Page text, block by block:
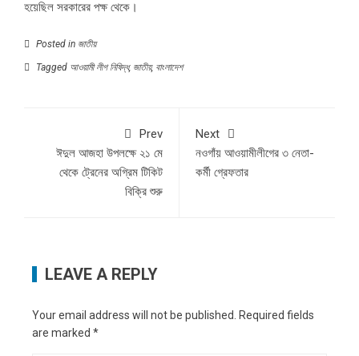
হয়েছিল সরকারের পক্ষ থেকে।
Posted in জাতীয়
Tagged আওয়ামী লীগ নিষিদ্ধ, জাতীয়, বাংলাদেশ
Prev
ঈদুল আজহা উপলক্ষে ২১ মে
থেকে ট্রেনের অগ্রিম টিকিট
বিক্রি শুরু
Next
নওগাঁয় আওয়ামীলীগের ৩ নেতা-
কর্মী গ্রেফতার
LEAVE A REPLY
Your email address will not be published.
Required fields
are marked *